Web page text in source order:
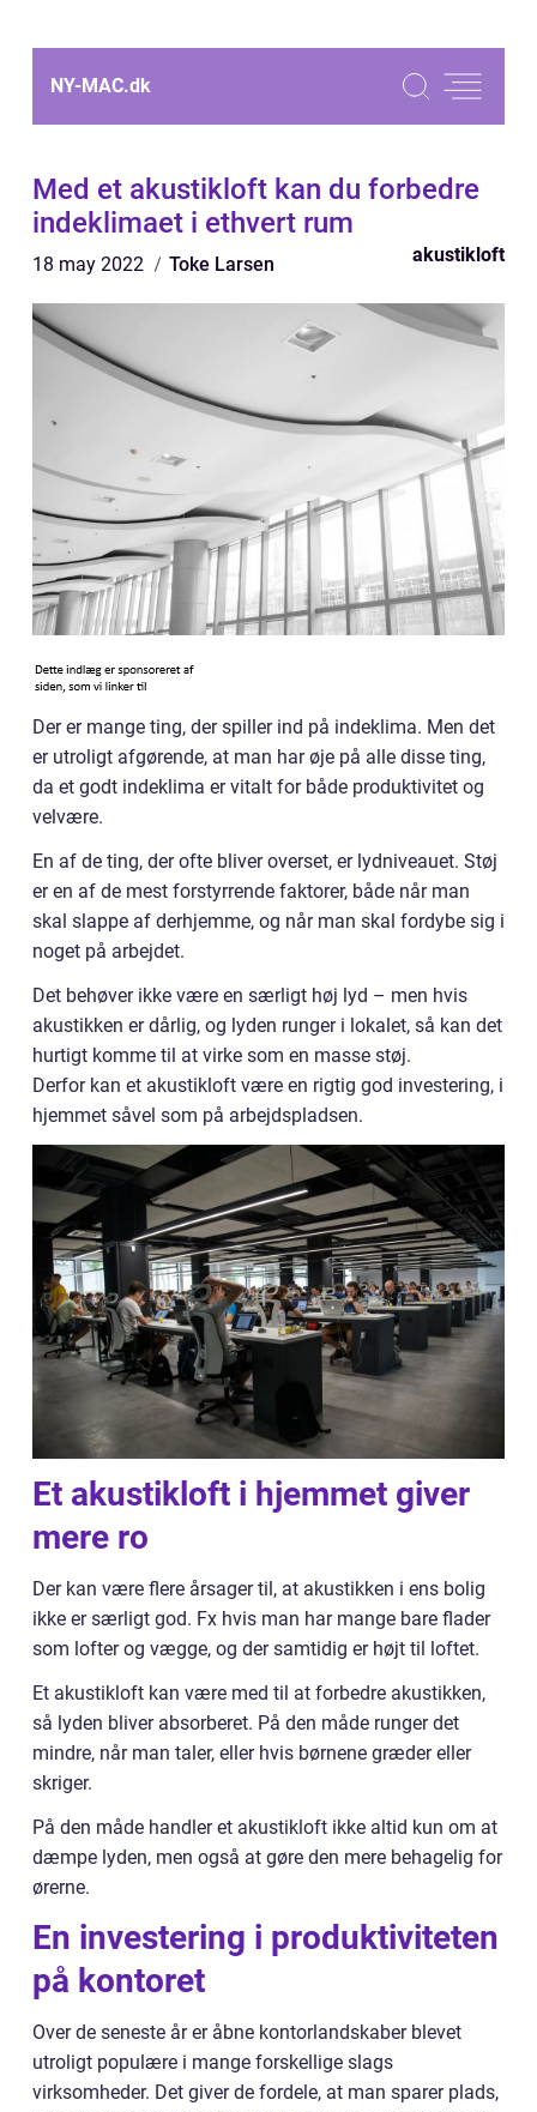
NY-MAC.dk
Med et akustikloft kan du forbedre
indeklimaet i ethvert rum
18 may 2022 Toke Larsen akustikloft
Der er mange ting, der spiller ind på indeklima. Men det
er utroligt afgørende, at man har øje på alle disse ting,
da et godt indeklima er vitalt for både produktivitet og
velvære.
En af de ting, der ofte bliver overset, er lydniveauet. Støj
er en af de mest forstyrrende faktorer, både når man
skal slappe af derhjemme, og når man skal fordybe sig i
noget på arbejdet.
Det behøver ikke være en særligt høj lyd – men hvis
akustikken er dårlig, og lyden runger i lokalet, så kan det
hurtigt komme til at virke som en masse støj.
Derfor kan et akustikloft være en rigtig god investering, i
hjemmet såvel som på arbejdspladsen.
Et akustikloft i hjemmet giver
mere ro
Der kan være flere årsager til, at akustikken i ens bolig
ikke er særligt god. Fx hvis man har mange bare flader
som lofter og vægge, og der samtidig er højt til loftet.
Et akustikloft kan være med til at forbedre akustikken,
så lyden bliver absorberet. På den måde runger det
mindre, når man taler, eller hvis børnene græder eller
skriger.
På den måde handler et akustikloft ikke altid kun om at
dæmpe lyden, men også at gøre den mere behagelig for
ørerne.
En investering i produktiviteten
på kontoret
Over de seneste år er åbne kontorlandskaber blevet
utroligt populære i mange forskellige slags
virksomheder. Det giver de fordele, at man sparer plads,